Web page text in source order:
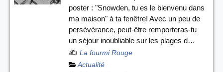
poster : "Snowden, tu es le bienvenu dans
ma maison" à ta fenêtre! Avec un peu de
persévérance, peut-être remporteras-tu
un séjour inoubliable sur les plages d…
✍️ La fourmi Rouge
Actualité